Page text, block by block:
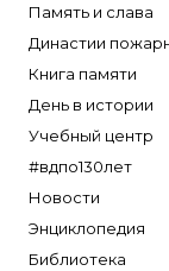
Память и слава
Династии
Книга памяти
День в истории
Учебный центр
#вдпо130лет
Новости
Энциклопедия
Библиотека